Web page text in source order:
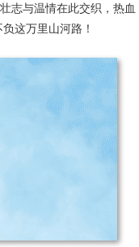
志与温情在此交织，热血
这万里山河路！